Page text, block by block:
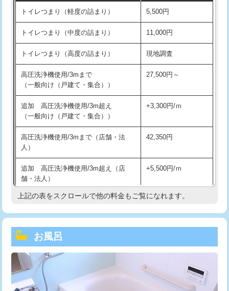
トイレつまり（軽度の詰まり） 5,500円
トイレつまり（中度の詰まり） 11,000円
トイレつまり（高度の詰まり） 現地調査
高圧洗浄機使用/3mまで
（一般向け（戸建て・集合））
27,500円～
追加 高圧洗浄機使用/3m超え
（一般向け（戸建て・集合））
+3,300円/ｍ
高圧洗浄機使用/3mまで（店舗・法
人）
42,350円
追加 高圧洗浄機使用/3m超え（店
舗・法人）
+5,500円/ｍ
高度高圧洗浄換 現地調査
トーラー機使用/3mまで
追加トーラー機使用/3m超え
カメラ調査 33,000円
上記の表をスクロールで他の料金もご覧になれます。
お風呂